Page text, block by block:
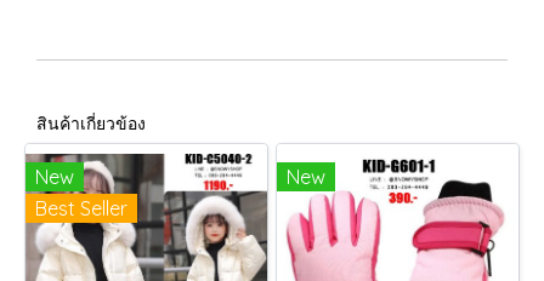
สินค้าเกี่ยวข้อง
New
Best Seller
New